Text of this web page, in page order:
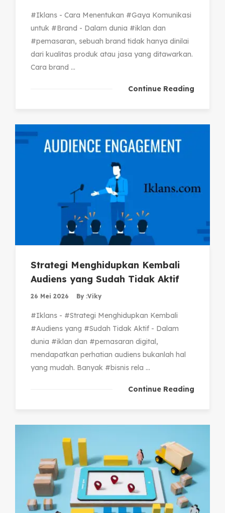
#Iklans - Cara Menentukan #Gaya Komunikasi
untuk #Brand - Dalam dunia #iklan dan
#pemasaran, sebuah brand tidak hanya dinilai
dari kualitas produk atau jasa yang ditawarkan.
Cara brand ...
Continue Reading
Strategi Menghidupkan Kembali
Audiens yang Sudah Tidak Aktif
26 Mei 2026 By :Viky
#Iklans - #Strategi Menghidupkan Kembali
#Audiens yang #Sudah Tidak Aktif - Dalam
dunia #iklan dan #pemasaran digital,
mendapatkan perhatian audiens bukanlah hal
yang mudah. Banyak #bisnis rela ...
Continue Reading